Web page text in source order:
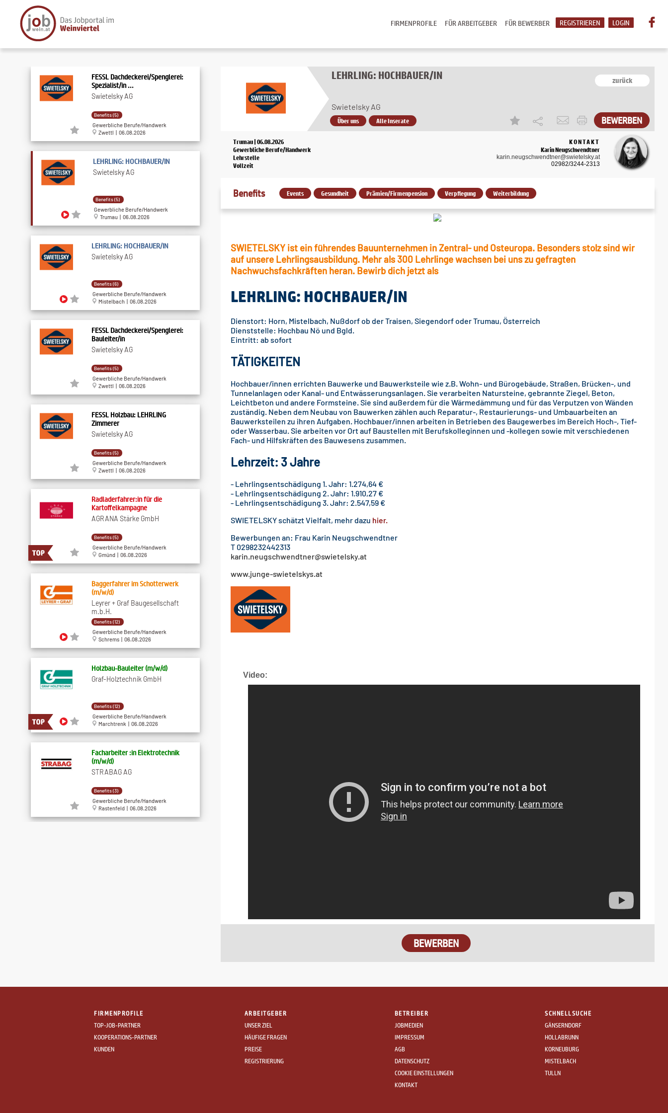
LOGIN
REGISTRIEREN
FÜR BEWERBER
FÜR ARBEITGEBER
FIRMENPROFILE
LEHRLING: HOCHBAUER/IN zurück
Swietelsky AG
Über uns Alle Inserate BEWERBEN
Trumau | 06.08.2026
Gewerbliche Berufe/Handwerk
Lehrstelle
Vollzeit
KONTAKT
Karin Neugschwendtner
karin.neugschwendtner@swietelsky.at
02982/3244-2313
Benefits Events Gesundheit Prämien/Firmenpension Verpflegung Weiterbildung
SWIETELSKY ist ein führendes Bauunternehmen in Zentral- und Osteuropa. Besonders stolz sind wir
auf unsere Lehrlingsausbildung. Mehr als 300 Lehrlinge wachsen bei uns zu gefragten
Nachwuchsfachkräften heran. Bewirb dich jetzt als
LEHRLING: HOCHBAUER/IN
Dienstort: Horn, Mistelbach, Nußdorf ob der Traisen, Siegendorf oder Trumau, Österreich
Dienststelle: Hochbau Nö und Bgld.
Eintritt: ab sofort
TÄTIGKEITEN
Hochbauer/innen errichten Bauwerke und Bauwerksteile wie z.B. Wohn- und Bürogebäude, Straßen, Brücken-, und
Tunnelanlagen oder Kanal- und Entwässerungsanlagen. Sie verarbeiten Natursteine, gebrannte Ziegel, Beton,
Leichtbeton und andere Formsteine. Sie sind außerdem für die Wärmedämmung und für das Verputzen von Wänden
zuständig. Neben dem Neubau von Bauwerken zählen auch Reparatur-, Restaurierungs- und Umbauarbeiten an
Bauwerksteilen zu ihren Aufgaben. Hochbauer/innen arbeiten in Betrieben des Baugewerbes im Bereich Hoch-, Tief-
oder Wasserbau. Sie arbeiten vor Ort auf Baustellen mit Berufskolleginnen und -kollegen sowie mit verschiedenen
Fach- und Hilfskräften des Bauwesens zusammen.
Lehrzeit: 3 Jahre
- Lehrlingsentschädigung 1. Jahr: 1.274,64 €
- Lehrlingsentschädigung 2. Jahr: 1.910,27 €
- Lehrlingsentschädigung 3. Jahr: 2.547,59 €
SWIETELSKY schätzt Vielfalt, mehr dazu hier.
Bewerbungen an: Frau Karin Neugschwendtner
T 0298232442313
karin.neugschwendtner@swietelsky.at
www.junge-swietelskys.at
Video:
BEWERBEN
FESSL Dachdeckerei/Spenglerei:
Spezialist/in ...
Swietelsky AG
Benefits (5)
Gewerbliche Berufe/Handwerk
Zwettl | 06.08.2026
LEHRLING: HOCHBAUER/IN
Swietelsky AG
Benefits (5)
Gewerbliche Berufe/Handwerk
Trumau | 06.08.2026
LEHRLING: HOCHBAUER/IN
Swietelsky AG
Benefits (6)
Gewerbliche Berufe/Handwerk
Mistelbach | 06.08.2026
FESSL Dachdeckerei/Spenglerei:
Bauleiter/in
Swietelsky AG
Benefits (5)
Gewerbliche Berufe/Handwerk
Zwettl | 06.08.2026
FESSL Holzbau: LEHRLING
Zimmerer
Swietelsky AG
Benefits (5)
Gewerbliche Berufe/Handwerk
Zwettl | 06.08.2026
Radladerfahrer:in für die
Kartoffelkampagne
AGRANA Stärke GmbH
Benefits (5)
Gewerbliche Berufe/Handwerk
Gmünd | 06.08.2026
Baggerfahrer im Schotterwerk
(m/w/d)
Leyrer + Graf Baugesellschaft
m.b.H.
Benefits (12)
Gewerbliche Berufe/Handwerk
Schrems | 06.08.2026
Holzbau-Bauleiter (m/w/d)
Graf-Holztechnik GmbH
Benefits (12)
Gewerbliche Berufe/Handwerk
Marchtrenk | 06.08.2026
Facharbeiter :in Elektrotechnik
(m/w/d)
STRABAG AG
Benefits (3)
Gewerbliche Berufe/Handwerk
Rastenfeld | 06.08.2026
Fleischwaren Berger
unbefristet
FIRMENPROFILE
TOP-JOB-PARTNER
KOOPERATIONS-PARTNER
KUNDEN
ARBEITGEBER
UNSER ZIEL
HÄUFIGE FRAGEN
PREISE
REGISTRIERUNG
BETREIBER
JOBMEDIEN
IMPRESSUM
AGB
DATENSCHUTZ
COOKIE EINSTELLUNGEN
KONTAKT
SCHNELLSUCHE
GÄNSERNDORF
HOLLABRUNN
KORNEUBURG
MISTELBACH
TULLN